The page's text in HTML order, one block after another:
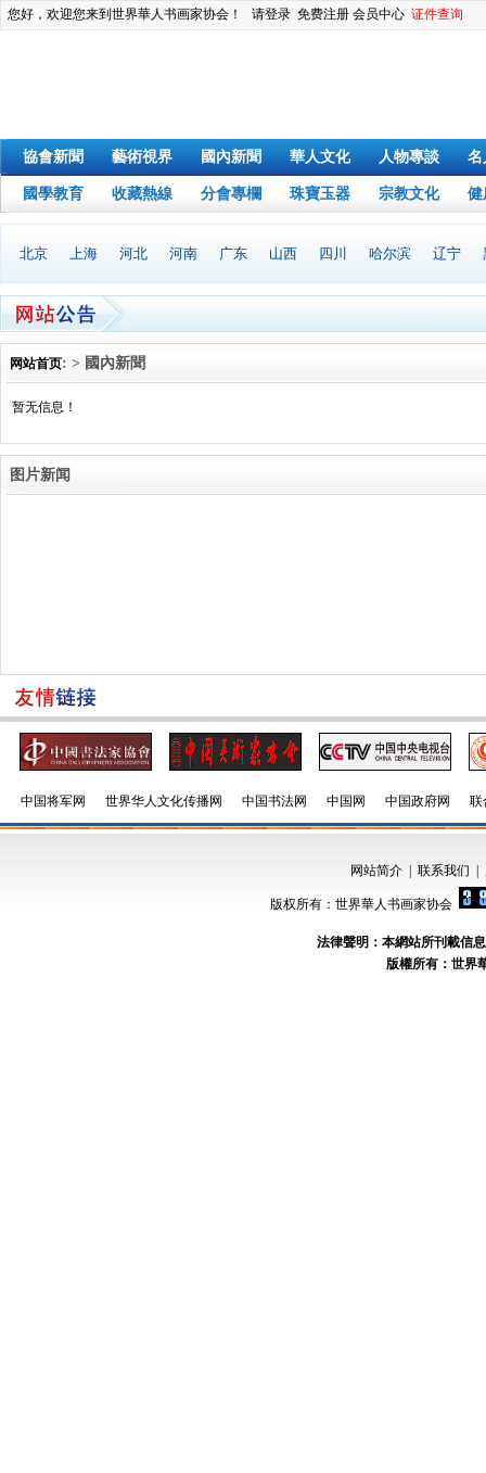
您好，欢迎您来到世界華人书画家协会！ 请登录 免费注册 会员中心 证件查询
協會新聞 藝術視界 國內新聞 華人文化 人物專談 名
國學教育 收藏熱線 分會專欄 珠寶玉器 宗教文化 健
北京 上海 河北 河南 广东 山西 四川 哈尔滨 辽宁
网站首页: > 國內新聞
暂无信息！
图片新闻
中国将军网 世界华人文化传播网 中国书法网 中国网 中国政府网 联
网站简介| 联系我们
版权所有：世界華人书画家协会
法律聲明：本網站所刊載信
版權所有：世界